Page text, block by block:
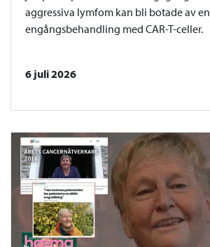
aggressiva lymfom kan bli botade av en
engångsbehandling med CAR-T-celler.
6 juli 2026